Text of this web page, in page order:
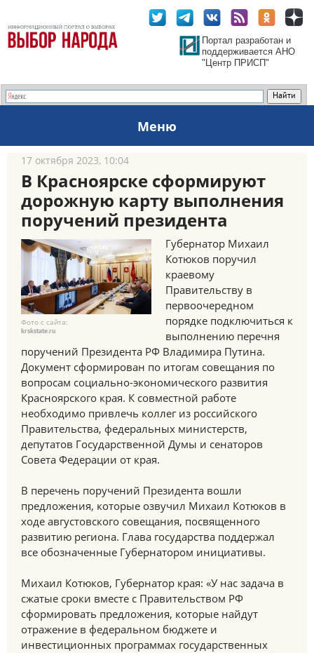
Портал разработан и
поддерживается АНО
"Центр ПРИСП"
Меню
17 октября 2023, 10:04
В Красноярске сформируют
дорожную карту выполнения
поручений президента
Фото с сайта:
krskstate.ru
Губернатор Михаил
Котюков поручил
краевому
Правительству в
первоочередном
порядке подключиться к
выполнению перечня
поручений Президента РФ Владимира Путина.
Документ сформирован по итогам совещания по
вопросам социально-экономического развития
Красноярского края. К совместной работе
необходимо привлечь коллег из российского
Правительства, федеральных министерств,
депутатов Государственной Думы и сенаторов
Совета Федерации от края.
В перечень поручений Президента вошли
предложения, которые озвучил Михаил Котюков в
ходе августовского совещания, посвященного
развитию региона. Глава государства поддержал
все обозначенные Губернатором инициативы.
Михаил Котюков, Губернатор края: «У нас задача в
сжатые сроки вместе с Правительством РФ
сформировать предложения, которые найдут
отражение в федеральном бюджете и
инвестиционных программах государственных